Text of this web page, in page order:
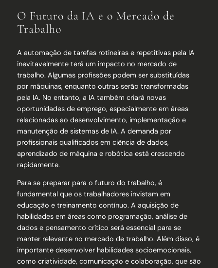
O Futuro da IA e o Mercado de
Trabalho
A automação de tarefas rotineiras e repetitivas pela IA
inevitavelmente terá um impacto no mercado de
trabalho. Algumas profissões podem ser substituídas
por máquinas, enquanto outras serão transformadas
pela IA. No entanto, a IA também criará novas
oportunidades de emprego, especialmente em áreas
relacionadas ao desenvolvimento, implementação e
manutenção de sistemas de IA. A demanda por
profissionais qualificados em ciência de dados,
aprendizado de máquina e robótica está crescendo
rapidamente.
Para se preparar para o futuro do trabalho, é
fundamental que os trabalhadores invistam em
educação e treinamento contínuo. A aquisição de
habilidades em áreas como programação, análise de
dados e pensamento crítico será essencial para se
manter relevante no mercado de trabalho. Além disso, é
importante desenvolver habilidades socioemocionais,
como criatividade, comunicação e colaboração, que são